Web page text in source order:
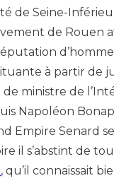
de Seine-
de Rouen
à partir de
de ministre de
Napoléon
Empire Senard
il s’abstint de
, qu’il connaissait